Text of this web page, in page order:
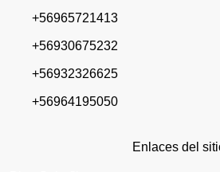
+56965721413
+56930675232
+56932326625
+56964195050
Enlaces del